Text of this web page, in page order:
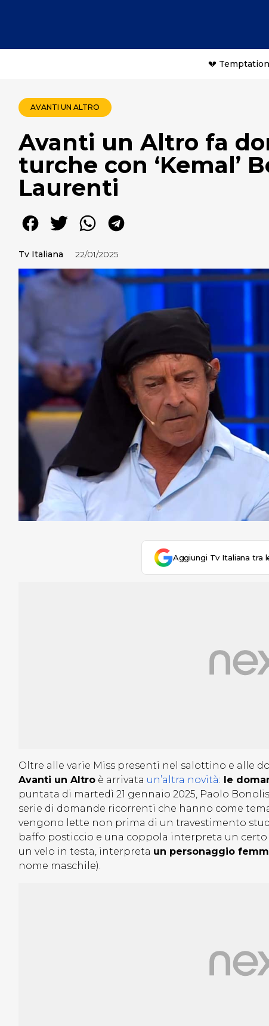
💔
AVANTI UN ALTRO
Avanti un Altro fa
turche con ‘Kemal’
Laurenti
Tv Italiana 22/01/2025
Aggiungi Tv Italiana tra
Oltre alle varie Miss presenti nel salottino e alle
Avanti un Altro è arrivata un’altra novità: le
puntata di martedì 21 gennaio 2025, Paolo
serie di domande ricorrenti che hanno come
vengono lette non prima di un travestimento
baffo posticcio e una coppola interpreta un certo
un velo in testa, interpreta un personaggio
nome maschile).